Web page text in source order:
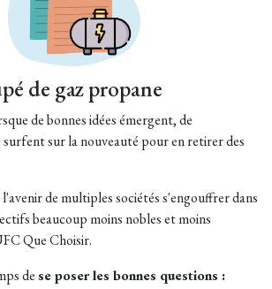
de gaz propane
de bonnes idées émergent, de
surfent sur la nouveauté pour en retirer des
de multiples sociétés s'engouffrer dans
beaucoup moins nobles et moins
Que Choisir.
dese poser les bonnes questions :